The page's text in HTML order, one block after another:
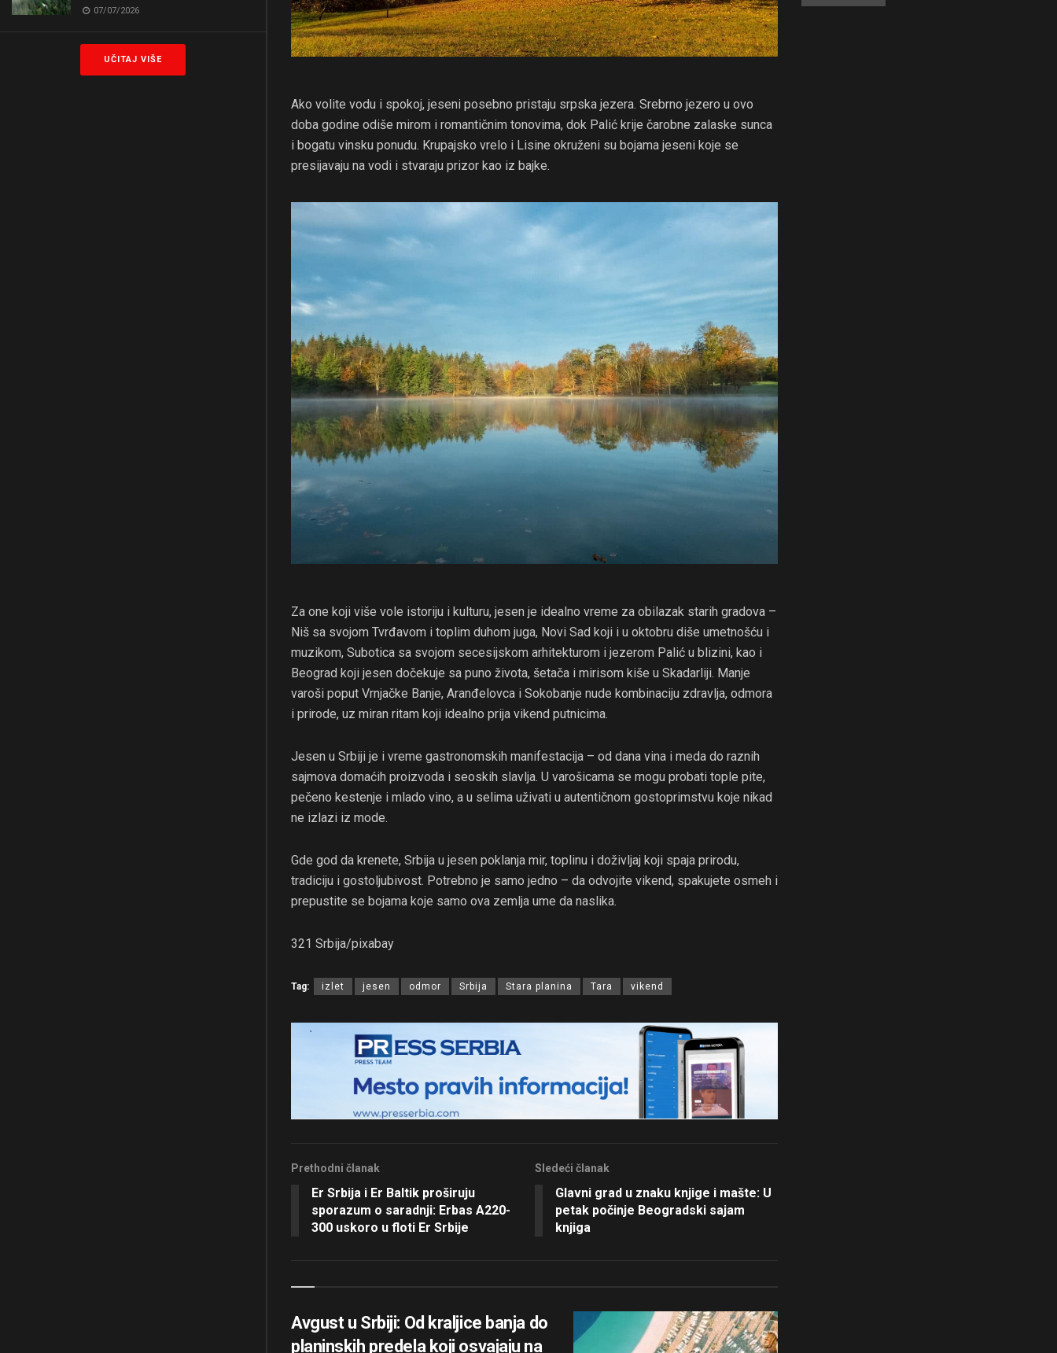
07/07/2026
UČITAJ VIŠE
Ako volite vodu i spokoj, jeseni posebno pristaju srpska jezera. Srebrno jezero u ovo
doba godine odiše mirom i romantičnim tonovima, dok Palić krije čarobne zalaske sunca
i bogatu vinsku ponudu. Krupajsko vrelo i Lisine okruženi su bojama jeseni koje se
presijavaju na vodi i stvaraju prizor kao iz bajke.
Za one koji više vole istoriju i kulturu, jesen je idealno vreme za obilazak starih gradova –
Niš sa svojom Tvrđavom i toplim duhom juga, Novi Sad koji i u oktobru diše umetnošću i
muzikom, Subotica sa svojom secesijskom arhitekturom i jezerom Palić u blizini, kao i
Beograd koji jesen dočekuje sa puno života, šetača i mirisom kiše u Skadarliji. Manje
varoši poput Vrnjačke Banje, Aranđelovca i Sokobanje nude kombinaciju zdravlja, odmora
i prirode, uz miran ritam koji idealno prija vikend putnicima.
Jesen u Srbiji je i vreme gastronomskih manifestacija – od dana vina i meda do raznih
sajmova domaćih proizvoda i seoskih slavlja. U varošicama se mogu probati tople pite,
pečeno kestenje i mlado vino, a u selima uživati u autentičnom gostoprimstvu koje nikad
ne izlazi iz mode.
Gde god da krenete, Srbija u jesen poklanja mir, toplinu i doživljaj koji spaja prirodu,
tradiciju i gostoljubivost. Potrebno je samo jedno – da odvojite vikend, spakujete osmeh i
prepustite se bojama koje samo ova zemlja ume da naslika.
321 Srbija/pixabay
Tag: izlet jesen odmor Srbija Stara planina Tara vikend
Prethodni članak
Er Srbija i Er Baltik proširuju
sporazum o saradnji: Erbas A220-
300 uskoro u floti Er Srbije
Sledeći članak
Glavni grad u znaku knjige i mašte: U
petak počinje Beogradski sajam
knjiga
Avgust u Srbiji: Od kraljice banja do
planinskih predela koji osvajaju na